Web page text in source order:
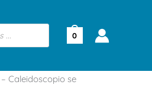
0
Caleidoscopio se